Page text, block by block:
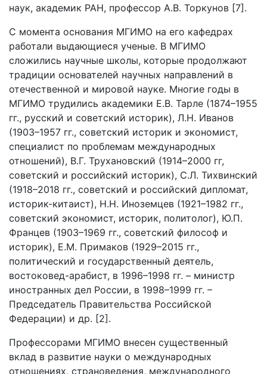
наук, академик РАН, профессор А.В. Торкунов [7].
С момента основания МГИМО на его кафедрах
работали выдающиеся ученые. В МГИМО
сложились научные школы, которые продолжают
традиции основателей научных направлений в
отечественной и мировой науке. Многие годы в
МГИМО трудились академики Е.В. Тарле (1874–1955
гг., русский и советский историк), Л.Н. Иванов
(1903–1957 гг., советский историк и экономист,
специалист по проблемам международных
отношений), В.Г. Трухановский (1914–2000 гг,
советский и российский историк), С.Л. Тихвинский
(1918–2018 гг., советский и российский дипломат,
историк-китаист), Н.Н. Иноземцев (1921–1982 гг.,
советский экономист, историк, политолог), Ю.П.
Францев (1903–1969 гг., советский философ и
историк), Е.М. Примаков (1929–2015 гг.,
политический и государственный деятель,
востоковед-арабист, в 1996–1998 гг. – министр
иностранных дел России, в 1998–1999 гг. –
Председатель Правительства Российской
Федерации) и др. [2].
Профессорами МГИМО внесен существенный
вклад в развитие науки о международных
отношениях, страноведения, международного